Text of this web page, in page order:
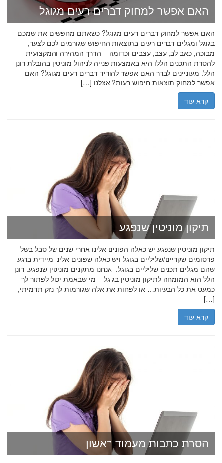
האם אפשר למחוק דברים רעים מגוגל
האם אפשר למחוק דברים רעים מגוגל? כשאתם מחפשים את שמכם
בגוגל ומגלים דברים רעים בתוצאות החיפוש שגורמים לכם לצער,
מבוכה, כאב לב, עצב, עצבים וכדומה – הדרך המהירה והמקצועית
להסרת התכנים הללו היא באמצעות פנייה לניהול מוניטין בהובלת רונן
הלל. מעוניינים לברר האם אפשר להוריד דברים רעים מגוגל? האם
אפשר למחוק תוצאות חיפוש רעות? אצלנו […]
קרא עוד
תיקון מוניטין שנפגע
תיקון מוניטין שנפגע יש כאלה הפונים אלינו אחרי שנים של סבל בשל
פרסומים שקריים/שליליים בגוגל ויש כאלה שפונים אלינו מיידית ברגע
שהם מגלים תכנים שליליים בגוגל. אנחנו מתקנים מוניטין שנפגע. רונן
הלל הוא המומחה לתיקון מוניטין בגוגל – מי שבאמת יכול לפתור לך
כמעט את כל הבעיות… או לפחות את אלה שגורמות לך נזק תדמיתי,
[…]
קרא עוד
הסרת כתבות מעמוד ראשון